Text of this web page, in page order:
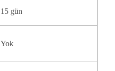
15 gün
Yok